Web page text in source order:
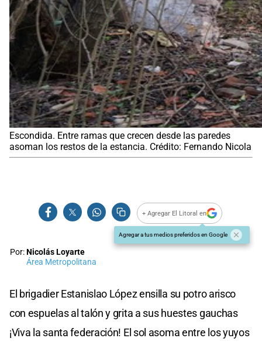
Escondida. Entre ramas que crecen desde las paredes
asoman los restos de la estancia. Crédito: Fernando Nicola
+ Agregar El Litoral en
Agregar a tus medios preferidos en Google
Por:Nicolás Loyarte
Área Metropolitana
El brigadier Estanislao López ensilla su potro arisco
con espuelas al talón y grita a sus huestes gauchas
¡Viva la santa federación! El sol asoma entre los yuyos